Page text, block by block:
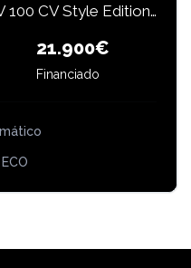
Kia Ceed Tourer 1.0 MHEV 100 CV Style Edition DCT
21.900€
Financiado
ECO